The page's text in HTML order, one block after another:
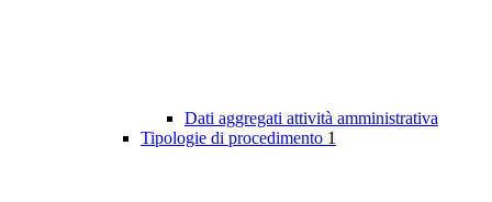
Dati aggregati attività amministrativa
Tipologie di procedimento 1